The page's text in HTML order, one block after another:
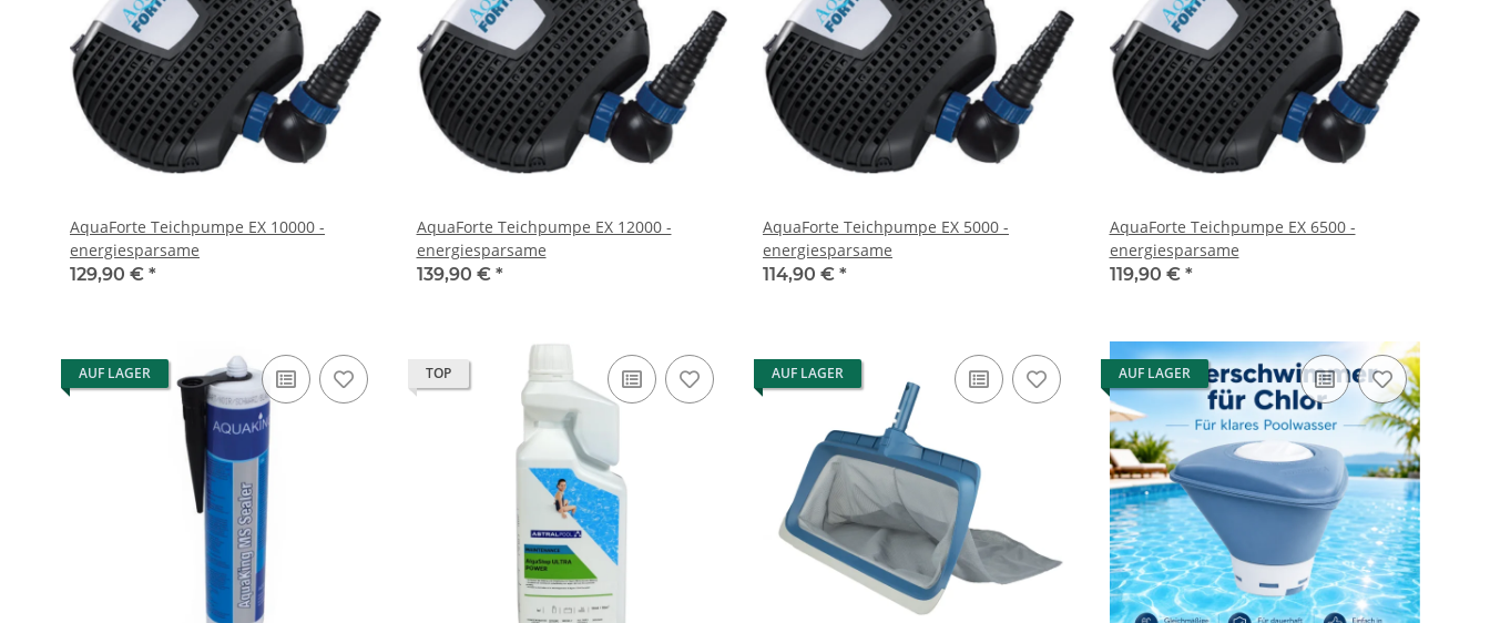
AquaForte Teichpumpe EX 10000 -
energiesparsame
129,90 € *
AquaForte Teichpumpe EX 12000 -
energiesparsame
139,90 € *
AquaForte Teichpumpe EX 5000 -
energiesparsame
114,90 € *
AquaForte Teichpumpe EX 6500 -
energiesparsame
119,90 € *
AUF LAGER TOP AUF LAGER AUF LAGER